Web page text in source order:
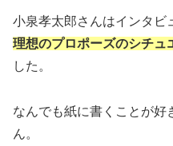
小泉孝太郎さんはインタビ
理想のプロポーズのシチュ
した。
なんでも紙に書くことが好
ん。